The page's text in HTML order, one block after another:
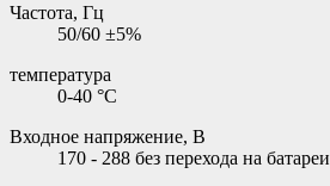
Частота, Гц
50/60 ±5%
температура
0-40 °С
Входное напряжение, В
170 - 288 без перехода на батареи